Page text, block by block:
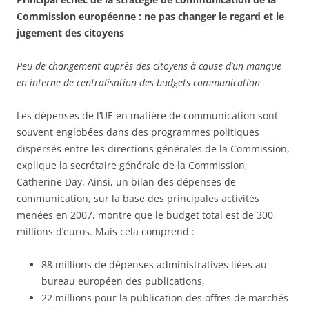
Commission européenne : ne pas changer le regard et le
jugement des citoyens
Peu de changement auprès des citoyens à cause d’un manque
en interne de centralisation des budgets communication
Les dépenses de l’UE en matière de communication sont
souvent englobées dans des programmes politiques
dispersés entre les directions générales de la Commission,
explique la secrétaire générale de la Commission,
Catherine Day. Ainsi, un bilan des dépenses de
communication, sur la base des principales activités
menées en 2007, montre que le budget total est de 300
millions d’euros. Mais cela comprend :
88 millions de dépenses administratives liées au
bureau européen des publications,
22 millions pour la publication des offres de marchés